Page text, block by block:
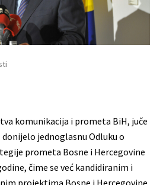
komunikacija i prometa BiH, juče
jednoglasnu Odluku o
prometa Bosne i Hercegovine
čime se već kandidiranim i
projektima Bosne i Hercegovine